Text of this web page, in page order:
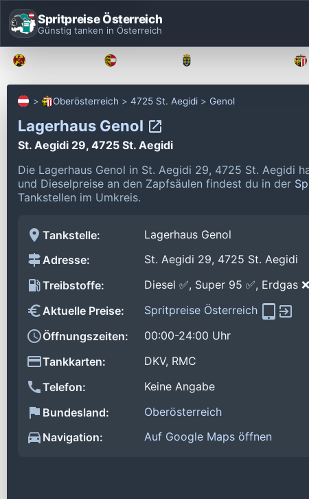
Spritpreise Österreich
Günstig tanken in Österreich
Oberösterreich 4725 St. Aegidi Genol
Lagerhaus Genol
St. Aegidi 29, 4725 St. Aegidi
Die Lagerhaus Genol in St. Aegidi 29, 4725 St. Aegidi
und Dieselpreise an den Zapfsäulen findest du in der
Tankstellen im Umkreis.
Tankstelle:
Lagerhaus Genol
Adresse:
St. Aegidi 29, 4725 St. Aegidi
Treibstoffe:
Diesel ✅, Super 95 ✅, Erdgas ❌
Aktuelle Preise:
Spritpreise Österreich
Öffnungszeiten:
00:00-24:00 Uhr
Tankkarten:
DKV, RMC
Telefon:
Keine Angabe
Bundesland:
Oberösterreich
Navigation:
Auf Google Maps öffnen